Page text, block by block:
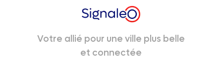
Votre allié pour une ville plus belle
et connectée